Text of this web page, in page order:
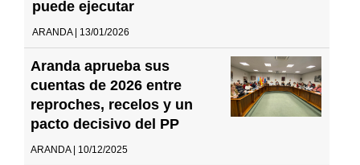
puede ejecutar
ARANDA | 13/01/2026
Aranda aprueba sus
cuentas de 2026 entre
reproches, recelos y un
pacto decisivo del PP
ARANDA | 10/12/2025